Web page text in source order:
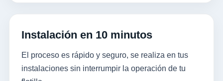
Instalación en 10 minutos
El proceso es rápido y seguro, se realiza en tus
instalaciones sin interrumpir la operación de tu